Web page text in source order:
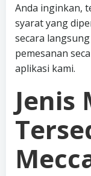
Anda inginkan,
syarat yang
secara
pemesanan
aplikasi kami.
Jenis